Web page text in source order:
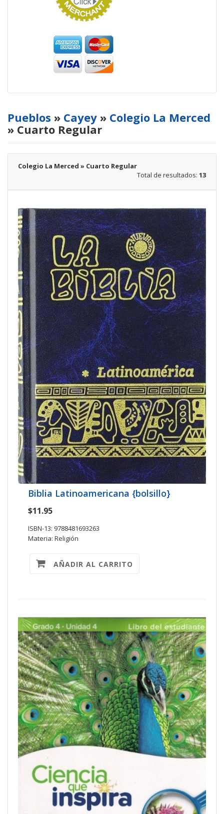
Pueblos » Cayey » Colegio La Merced
» Cuarto Regular
Colegio La Merced » Cuarto Regular
Total de resultados: 13
Biblia Latinoamericana {bolsillo}
$11.95
ISBN-13: 9788481693263
Materia: Religión
AÑADIR AL CARRITO